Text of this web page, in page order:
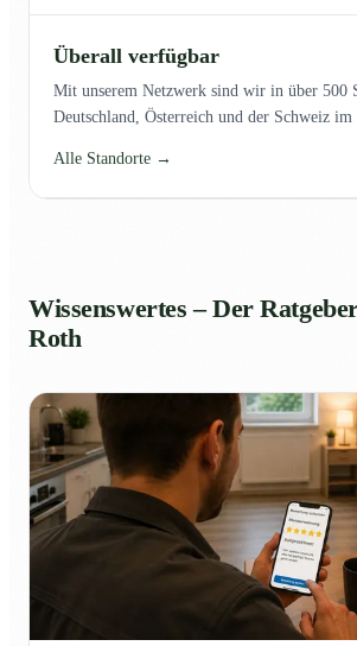
Überall verfügbar
Mit unserem Netzwerk sind wir in über 500
Deutschland, Österreich und der Schweiz im
Alle Standorte →
Wissenswertes – Der
Roth